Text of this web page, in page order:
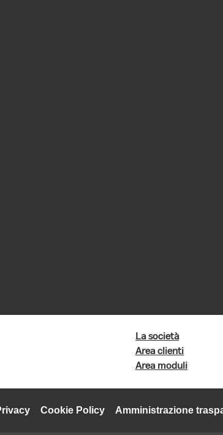
La società
Area clienti
Area moduli
Cookie Policy Amministrazione